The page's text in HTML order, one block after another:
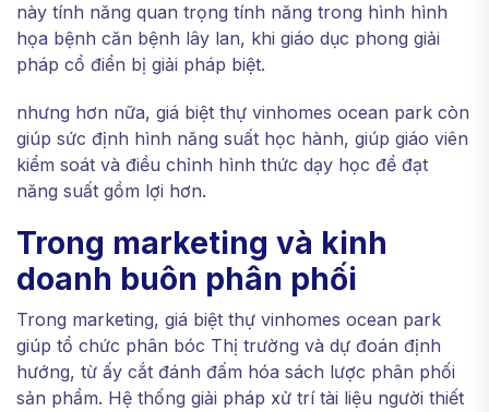
này tính năng quan trọng tính năng trong hình hình
họa bệnh căn bệnh lây lan, khi giáo dục phong giải
pháp cổ điển bị giải pháp biệt.
nhưng hơn nữa, giá biệt thự vinhomes ocean park còn
giúp sức định hình năng suất học hành, giúp giáo viên
kiểm soát và điều chỉnh hình thức dạy học để đạt
năng suất gồm lợi hơn.
Trong marketing và kinh
doanh buôn phân phối
Trong marketing, giá biệt thự vinhomes ocean park
giúp tổ chức phân bóc Thị trường và dự đoán định
hướng, từ ấy cắt đánh đấm hóa sách lược phân phối
sản phẩm. Hệ thống giải pháp xử trí tài liệu người thiết